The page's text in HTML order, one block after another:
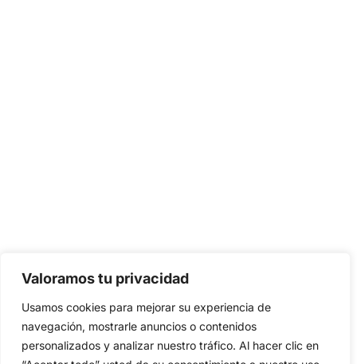
Valoramos tu privacidad
Usamos cookies para mejorar su experiencia de
navegación, mostrarle anuncios o contenidos
personalizados y analizar nuestro tráfico. Al hacer clic en